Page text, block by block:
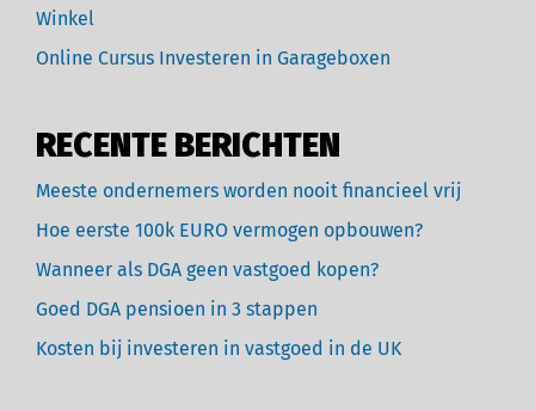
Winkel
Online Cursus Investeren in Garageboxen
RECENTE BERICHTEN
Meeste ondernemers worden nooit financieel vrij
Hoe eerste 100k EURO vermogen opbouwen?
Wanneer als DGA geen vastgoed kopen?
Goed DGA pensioen in 3 stappen
Kosten bij investeren in vastgoed in de UK